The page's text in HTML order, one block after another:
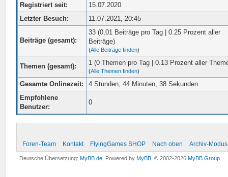
Registriert seit:
15.07.2020
Letzter Besuch:
11.07.2021, 20:45
Beiträge (gesamt):
33 (0,01 Beiträge pro Tag | 0.25 Prozent aller
Beiträge)
(Alle Beiträge finden)
Themen (gesamt): 1 (0 Themen pro Tag | 0.13 Prozent aller
(Alle Themen finden)
Gesamte Onlinezeit:
4 Stunden, 44 Minuten, 38 Sekunden
Empfohlene
Benutzer:
0
Foren-Team Kontakt FlyingGames SHOP Nach oben Archiv-Modus
Deutsche Übersetzung:MyBB.de , Powered byMyBB , © 2002-2026MyBB Group